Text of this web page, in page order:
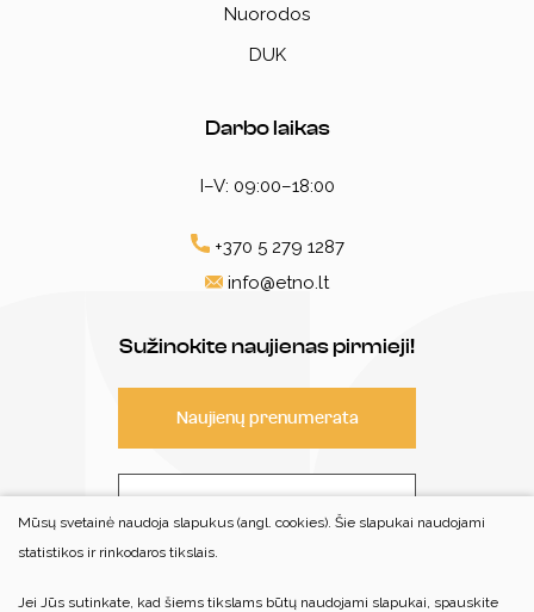
Nuorodos
DUK
Darbo laikas
I–V: 09:00–18:00
+370 5 279 1287
info@etno.lt
Sužinokite naujienas pirmieji!
Naujienų prenumerata
© 2022 Visos teisės saugomos
Mūsų svetainė naudoja slapukus (angl. cookies). Šie slapukai naudojami
statistikos ir rinkodaros tikslais.
Jei Jūs sutinkate, kad šiems tikslams būtų naudojami slapukai, spauskite